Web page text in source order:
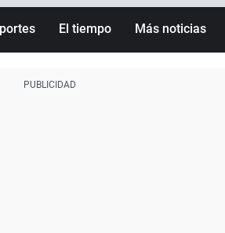
El tiempo Más noticias